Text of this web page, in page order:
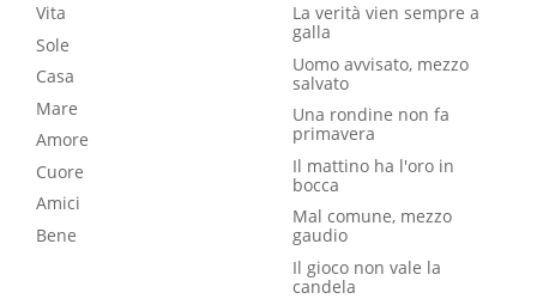
Vita
Sole
Casa
Mare
Amore
Cuore
Amici
Bene
La verità vien sempre a
galla
Uomo avvisato, mezzo
salvato
Una rondine non fa
primavera
Il mattino ha l'oro in
bocca
Mal comune, mezzo
gaudio
Il gioco non vale la
candela